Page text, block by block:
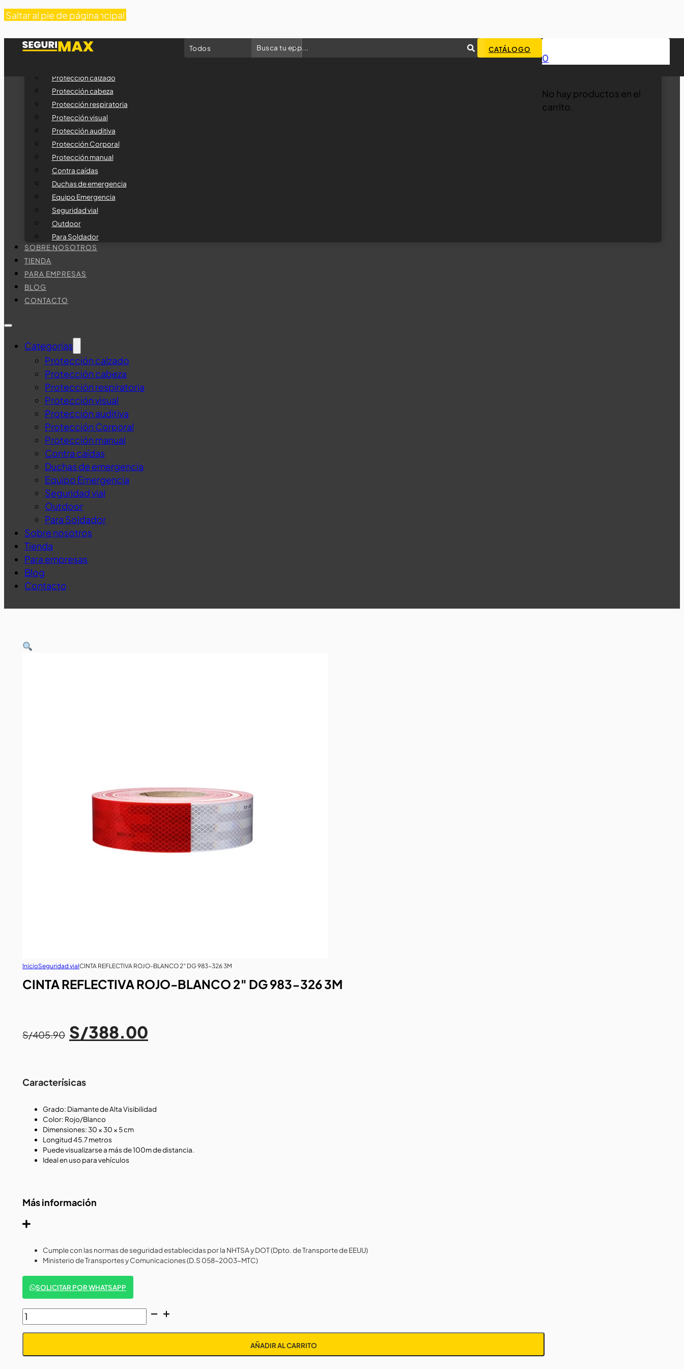
Saltar al contenido principal
Saltar al pie de página
CATÁLOGO
0
No hay productos en el
carrito.
Protección calzado
Protección cabeza
Protección respiratoria
Protección visual
Protección auditiva
Protección Corporal
Protección manual
Contra caídas
Duchas de emergencia
Equipo Emergencia
Seguridad vial
Outdoor
Para Soldador
SOBRE NOSOTROS
TIENDA
PARA EMPRESAS
BLOG
CONTACTO
Categorías
Protección calzado
Protección cabeza
Protección respiratoria
Protección visual
Protección auditiva
Protección Corporal
Protección manual
Contra caídas
Duchas de emergencia
Equipo Emergencia
Seguridad vial
Outdoor
Para Soldador
Sobre nosotros
Tienda
Para empresas
Blog
Contacto
InicioSeguridad vialCINTA REFLECTIVA ROJO-BLANCO 2″ DG 983-326 3M
CINTA REFLECTIVA ROJO-BLANCO 2″ DG 983-326 3M
S/405.90 precio
S/388.00precio
Caracterísicas
Grado: Diamante de Alta Visibilidad
Color: Rojo/Blanco
Dimensiones: 30 × 30 × 5 cm
Longitud 45.7 metros
Puede visualizarse a más de 100m de distancia.
Ideal en uso para vehículos
Más información
Cumple con las normas de seguridad establecidas por la NHTSA y DOT (Dpto. de Transporte de EEUU)
Ministerio de Transportes y Comunicaciones (D.S 058-2003-MTC)
SOLICITAR POR WHATSAPP
CINTA
REFLECTIVA
BLANCO
AÑADIR AL CARRITO